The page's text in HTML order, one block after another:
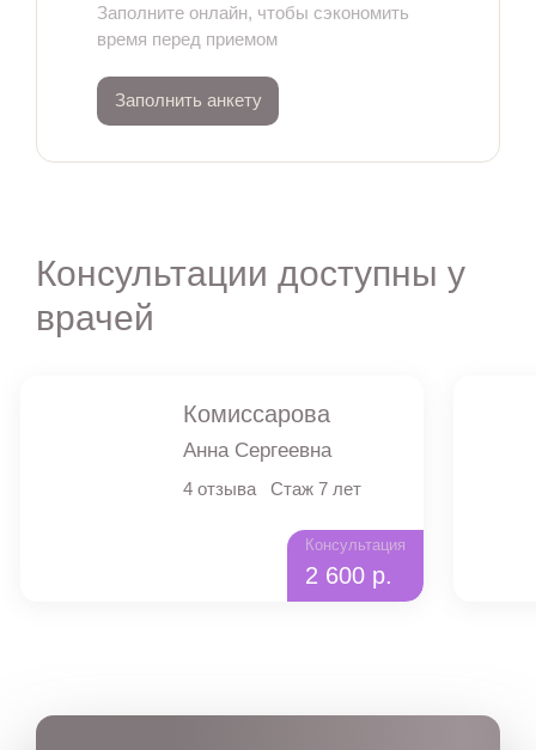
Заполните онлайн, чтобы сэкономить
время перед приемом
Заполнить анкету
Консультации доступны у
врачей
Комиссарова
Анна Сергеевна
4 отзыва Стаж 7 лет
Консультация
2 600 р.